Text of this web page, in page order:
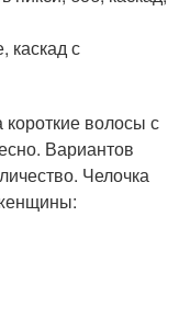
каскад с
волосы с
Вариантов
Челочка